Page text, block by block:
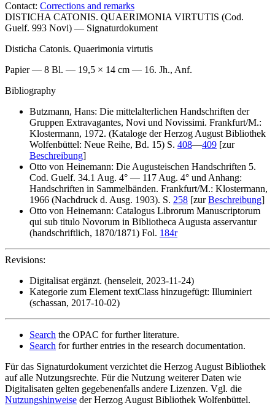
Contact: Corrections and remarks
DISTICHA CATONIS. QUAERIMONIA VIRTUTIS (Cod.
Guelf. 993 Novi) — Signaturdokument
Disticha Catonis. Quaerimonia virtutis
Papier — 8 Bl. — 19,5 × 14 cm — 16. Jh., Anf.
Bibliography
Butzmann, Hans: Die mittelalterlichen Handschriften der
Gruppen Extravagantes, Novi und Novissimi. Frankfurt/M.:
Klostermann, 1972. (Kataloge der Herzog August Bibliothek
Wolfenbüttel: Neue Reihe, Bd. 15) S. 408—409 [zur
Beschreibung]
Otto von Heinemann: Die Augusteischen Handschriften 5.
Cod. Guelf. 34.1 Aug. 4° — 117 Aug. 4° und Anhang:
Handschriften in Sammelbänden. Frankfurt/M.: Klostermann,
1966 (Nachdruck d. Ausg. 1903). S. 258 [zurBeschreibung]
Otto von Heinemann: Catalogus Librorum Manuscriptorum
qui sub titulo Novorum in Bibliotheca Augusta asservantur
(handschriftlich, 1870/1871) Fol. 184r
Revisions:
Digitalisat ergänzt. (henseleit, 2023-11-24)
Kategorie zum Element textClass hinzugefügt: Illuminiert
(schassan, 2017-10-02)
Search the OPAC for further literature.
Search for further entries in the research documentation.
Für das Signaturdokument verzichtet die Herzog August Bibliothek
auf alle Nutzungsrechte. Für die Nutzung weiterer Daten wie
Digitalisaten gelten gegebenenfalls andere Lizenzen. Vgl. die
Nutzungshinweise der Herzog August Bibliothek Wolfenbüttel.